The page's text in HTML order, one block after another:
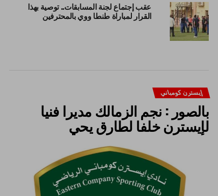
عقب إجتماع لجنة المسابقات.. توصية بهذا
القرار لمباراة طنطا ووي بالمحترفين
إيسترن كومباني
بالصور : نجم الزمالك مديرا فنيا
لإيسترن خلفا لطارق يحي